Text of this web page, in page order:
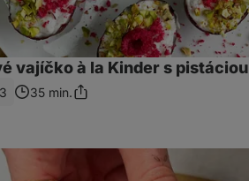
vajíčko à la Kinder s pistáciou
35 min.Zdieľať